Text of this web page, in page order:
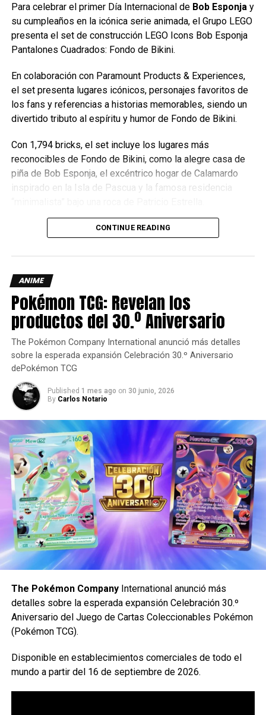
Life Is Strange: Double Exposure revela su
emotivo soundtrack
Brasil Game Show 2024 tendrá la
de“Bayonetta”
Carlos Notario
Detrás de cada héroe hay una historia, detrás de cada
colección esta Ping Solutions.
por favor estar atentos a los canales de comunicación de
Cinépolis.
Estos son los coleccionables de
Spider-Man: Brand New Day
Uno de los vasos muestra a Spider-Man balanceándose
entre los rascacielos, mientras que el otro lo captura en
lista para entrar en combate.
La palomera recrea uno de los elementos más icónicos de
Spider-Man: una enorme telaraña que envuelve la pieza
mientras el héroe arácnido aparece entre sus hilos, como
si estuviera irrumpiendo en escena.
Para celebrar el primer Día Internacional deBob Esponja y
su cumpleaños en la icónica serie animada, el Grupo LEGO
presenta el set de construcción LEGO Icons Bob Esponja
Pantalones Cuadrados: Fondo de Bikini.
En colaboración con Paramount Products & Experiences,
el set presenta lugares icónicos, personajes favoritos de
los fans y referencias a historias memorables, siendo un
divertido tributo al espíritu y humor de Fondo de Bikini.
Con 1,794 bricks, el set incluye los lugares más
reconocibles de Fondo de Bikini, como la alegre casa de
piña de Bob Esponja, el excéntrico hogar de Calamardo
inspirado en la Isla de Pascua y la famosa residencia
Una vibrante escena del Campo de Medusas completa la
exhibición, dando vida al mundo submarino soleado y
ligeramente surrealista que ha entretenido al público
CONTINUE READING
ANIME
Pokémon TCG: Revelan los
productos del 30.º Aniversario
The Pokémon Company International anunció más detalles
sobre la esperada expansión Celebración 30.º Aniversario
dePokémon TCG
Published 1 mes ago on 30 junio, 2026
By Carlos Notario
The Pokémon CompanyInternational anunció más
detalles sobre la esperada expansión Celebración 30.º
Aniversario del Juego de Cartas Coleccionables Pokémon
(Pokémon TCG).
Disponible en establecimientos comerciales de todo el
mundo a partir del 16 de septiembre de 2026.